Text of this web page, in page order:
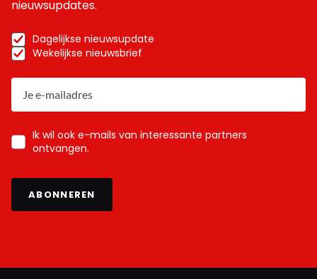
nieuwsupdates.
Dagelijkse nieuwsupdate
Wekelijkse nieuwsbrief
Ik wil ook e-mails van interessante partners
ontvangen.
ABONNEREN